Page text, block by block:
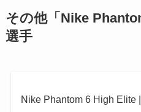
その他「 Nike
選手
Nike Phantom 6 High Elite